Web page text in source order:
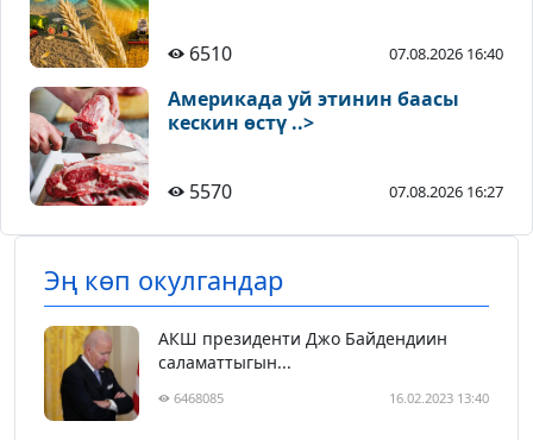
6510 07.08.2026 16:40
Америкада уй этинин баасы
кескин өстү ..>
5570 07.08.2026 16:27
Эң көп окулгандар
АКШ президенти Джо Байдендиин
саламаттыгын...
6468085 16.02.2023 13:40